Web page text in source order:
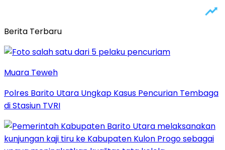
Berita Terbaru
Muara Teweh
Polres Barito Utara Ungkap Kasus Pencurian Tembaga
di Stasiun TVRI